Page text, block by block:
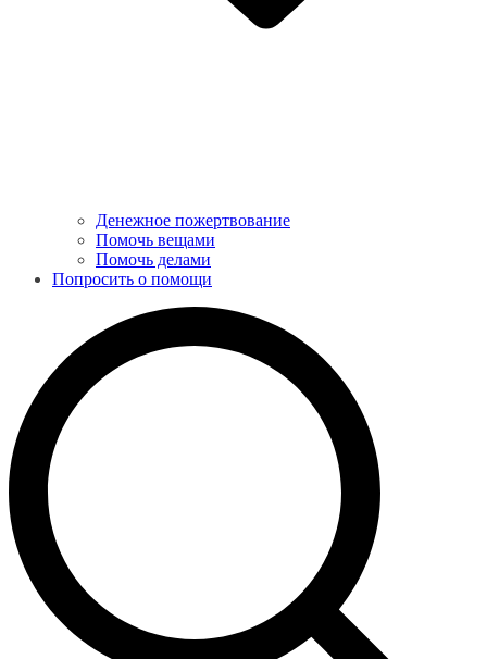
Денежное пожертвование
Помочь вещами
Помочь делами
Попросить о помощи